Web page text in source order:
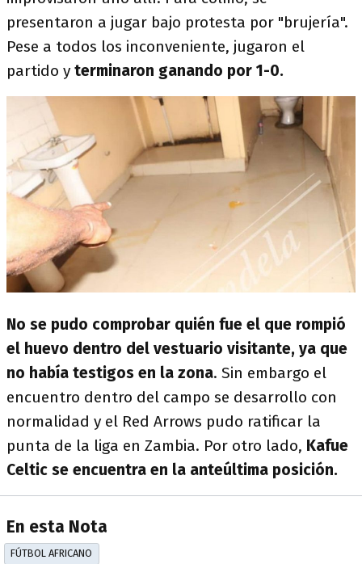
presentaron a jugar bajo protesta por "brujería".
Pese a todos los inconveniente, jugaron el
partido y terminaron ganando por 1-0.
No se pudo comprobar quién fue el que rompió
el huevo dentro del vestuario visitante, ya que
no había testigos en la zona. Sin embargo el
encuentro dentro del campo se desarrollo con
normalidad y el Red Arrows pudo ratificar la
punta de la liga en Zambia. Por otro lado, Kafue
Celtic se encuentra en la anteúltima posición.
En esta Nota
FÚTBOL AFRICANO